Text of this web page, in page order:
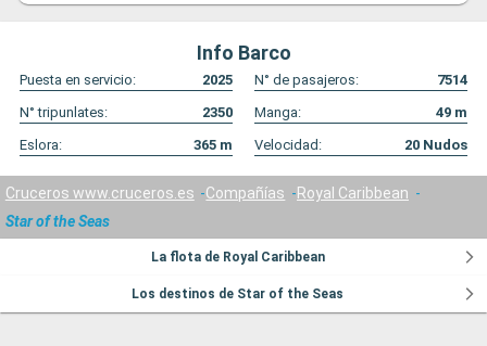
Info Barco
Puesta en servicio: 2025 N° de pasajeros:
7514
N° tripunlates:
2350 Manga: 49 m
Eslora:
365 m Velocidad: 20 Nudos
Cruceros www.cruceros.es Compañías
Royal Caribbean
Star of the Seas
La flota de Royal Caribbean
Los destinos de Star of the Seas